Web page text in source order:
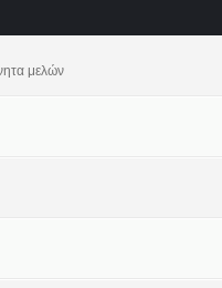
μελών